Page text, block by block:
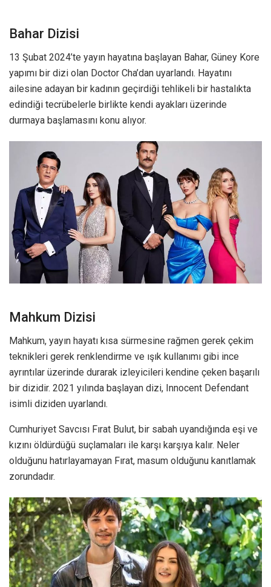
Bahar Dizisi
13 Şubat 2024’te yayın hayatına başlayan Bahar, Güney Kore
yapımı bir dizi olan Doctor Cha’dan uyarlandı. Hayatını
ailesine adayan bir kadının geçirdiği tehlikeli bir hastalıkta
edindiği tecrübelerle birlikte kendi ayakları üzerinde
durmaya başlamasını konu alıyor.
Mahkum Dizisi
Mahkum, yayın hayatı kısa sürmesine rağmen gerek çekim
teknikleri gerek renklendirme ve ışık kullanımı gibi ince
ayrıntılar üzerinde durarak izleyicileri kendine çeken başarılı
bir dizidir. 2021 yılında başlayan dizi, Innocent Defendant
isimli diziden uyarlandı.
Cumhuriyet Savcısı Fırat Bulut, bir sabah uyandığında eşi ve
kızını öldürdüğü suçlamaları ile karşı karşıya kalır. Neler
olduğunu hatırlayamayan Fırat, masum olduğunu kanıtlamak
zorundadır.